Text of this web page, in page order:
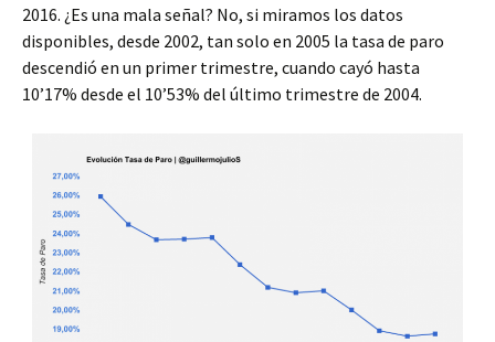
2016. ¿Es una mala señal? No, si miramos los datos
disponibles, desde 2002, tan solo en 2005 la tasa de paro
descendió en un primer trimestre, cuando cayó hasta
10’17% desde el 10’53% del último trimestre de 2004.